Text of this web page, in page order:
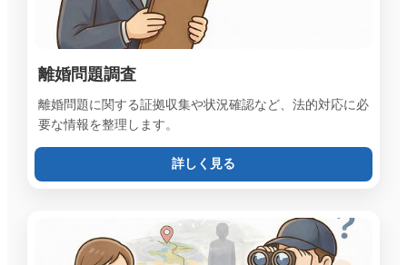
離婚問題調査
離婚問題に関する証拠収集や状況確認など、法的対応に必
要な情報を整理します。
詳しく見る